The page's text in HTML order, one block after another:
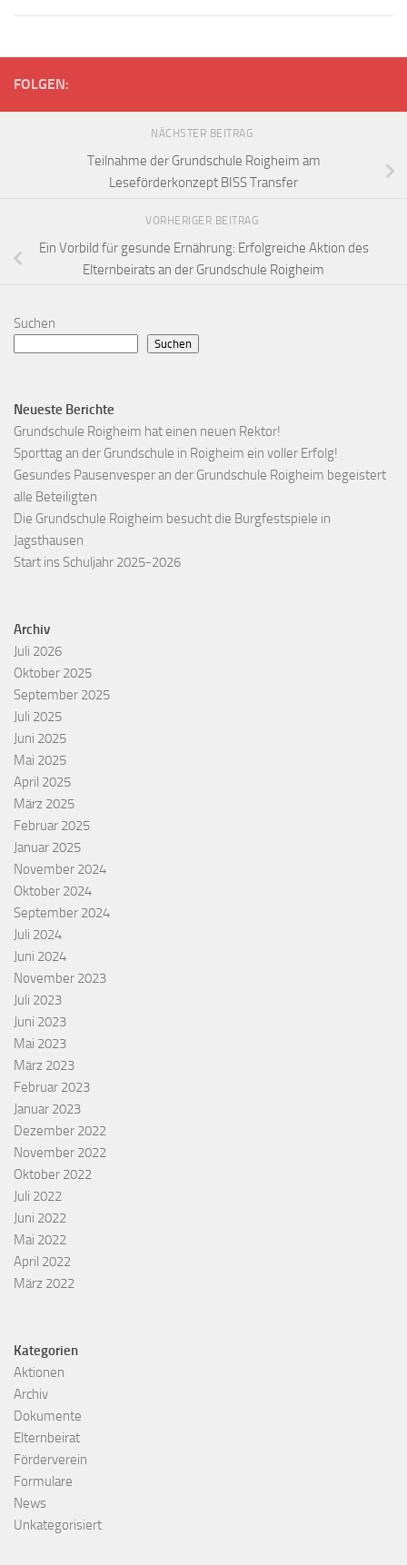
FOLGEN:
NÄCHSTER BEITRAG
Teilnahme der Grundschule Roigheim am
Leseförderkonzept BISS Transfer
VORHERIGER BEITRAG
Ein Vorbild für gesunde Ernährung: Erfolgreiche Aktion des
Elternbeirats an der Grundschule Roigheim
Suchen
Suchen
Neueste Berichte
Grundschule Roigheim hat einen neuen Rektor!
Sporttag an der Grundschule in Roigheim ein voller Erfolg!
Gesundes Pausenvesper an der Grundschule Roigheim begeistert
alle Beteiligten
Die Grundschule Roigheim besucht die Burgfestspiele in
Jagsthausen
Start ins Schuljahr 2025-2026
Archiv
Juli 2026
Oktober 2025
September 2025
Juli 2025
Juni 2025
Mai 2025
April 2025
März 2025
Februar 2025
Januar 2025
November 2024
Oktober 2024
September 2024
Juli 2024
Juni 2024
November 2023
Juli 2023
Juni 2023
Mai 2023
März 2023
Februar 2023
Januar 2023
Dezember 2022
November 2022
Oktober 2022
Juli 2022
Juni 2022
Mai 2022
April 2022
März 2022
Kategorien
Aktionen
Archiv
Dokumente
Elternbeirat
Förderverein
Formulare
News
Unkategorisiert